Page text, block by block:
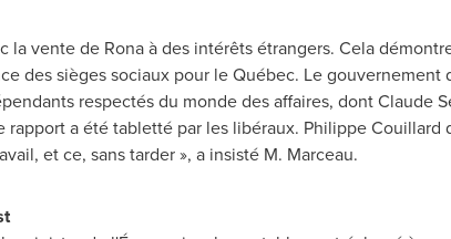
la vente de Rona à des intérêts étrangers. Cela
des sièges sociaux pour le Québec. Le gouvernement
respectés du monde des affaires, dont Claude
rapport a été tabletté par les libéraux. Philippe Couillard
et ce, sans tarder », a insisté M. Marceau.